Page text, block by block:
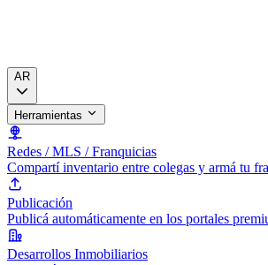
AR
Herramientas
Redes / MLS / Franquicias
Compartí inventario entre colegas y armá tu
Publicación
Publicá automáticamente en los portales
Desarrollos Inmobiliarios